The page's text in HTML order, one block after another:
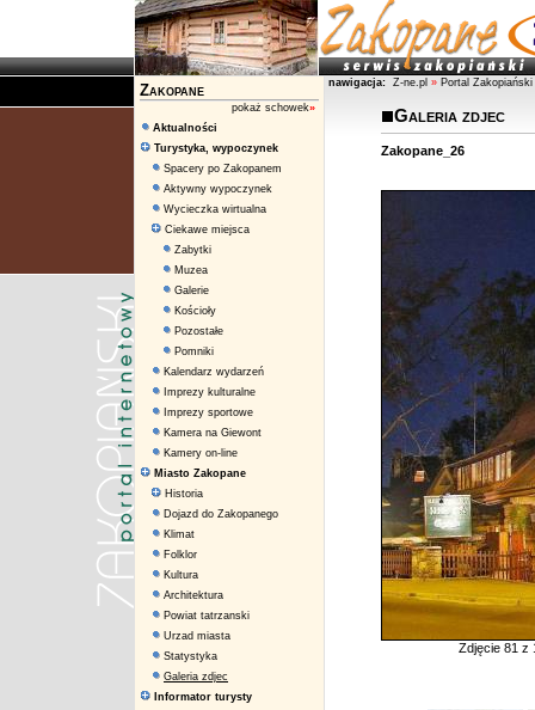
Zakopane
pokaż schowek»
Aktualności
Turystyka, wypoczynek
Spacery po Zakopanem
Aktywny wypoczynek
Wycieczka wirtualna
Ciekawe miejsca
Zabytki
Muzea
Galerie
Kościoły
Pozostałe
Pomniki
Kalendarz wydarzeń
Imprezy kulturalne
Imprezy sportowe
Kamera na Giewont
Kamery on-line
Miasto Zakopane
Historia
Dojazd do Zakopanego
Klimat
Folklor
Kultura
Architektura
Powiat tatrzanski
Urzad miasta
Statystyka
Galeria zdjec
Informator turysty
nawigacja: Z-ne.pl » Portal Zakopiański
Galeria zdjec
Zakopane_26
Zdjęcie 81